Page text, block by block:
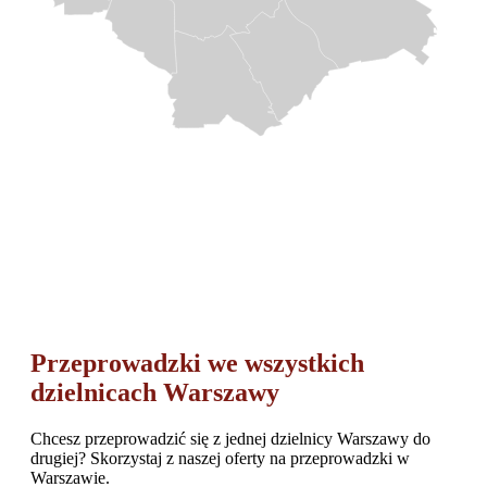
Przeprowadzki we wszystkich
dzielnicach Warszawy
Chcesz przeprowadzić się z jednej dzielnicy Warszawy do
drugiej? Skorzystaj z naszej oferty na przeprowadzki w
Warszawie.